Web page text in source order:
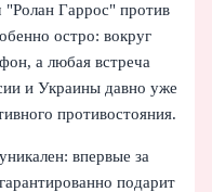
Гаррос" против
остро: вокруг
а любая встреча
и Украины давно уже
противостояния.
впервые за
подарит